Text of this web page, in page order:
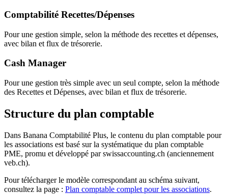
Comptabilité Recettes/Dépenses
Pour une gestion simple, selon la méthode des recettes et dépenses,
avec bilan et flux de trésorerie.
Cash Manager
Pour une gestion très simple avec un seul compte, selon la méthode
des Recettes et Dépenses, avec bilan et flux de trésorerie.
Structure du plan comptable
Dans Banana Comptabilité Plus, le contenu du plan comptable pour
les associations est basé sur la systématique du plan comptable
PME, promu et développé par swissaccounting.ch (anciennement
veb.ch).
Pour télécharger le modèle correspondant au schéma suivant,
consultez la page : Plan comptable complet pour les associations.